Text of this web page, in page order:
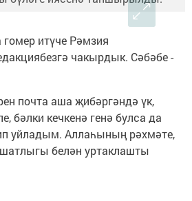
итүче Рәмзия
чакырдык. Сәбәбе -
почта аша җибәргәндә үк,
бәлки кечкенә генә булса да
уйладым. Аллаһының рәхмәте,
белән уртаклашты